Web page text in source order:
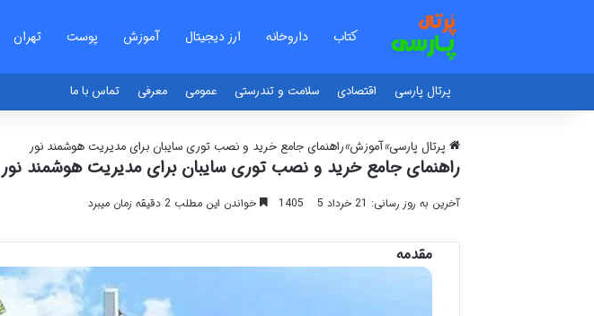
کتاب داروخانه ارز دیجیتال آموزش پوست تهران
پرتال پارسی اقتصادی سلامت و تندرستی عمومی معرفی تماس با ما
پرتال پارسی»آموزش»راهنمای جامع خرید و نصب توری سایبان برای مدیریت هوشمند نور
راهنمای جامع خرید و نصب توری سایبان برای مدیریت هوشمند نور
آخرین به روز رسانی: 21 خرداد 1405 5 خواندن این مطلب 2 دقیقه زمان میبرد
مقدمه